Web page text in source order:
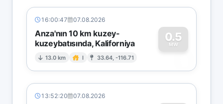
16:00:47 07.08.2026
Anza'nın 10 km kuzey-
kuzeybatısında, Kaliforniya
13.0 km I 33.64, -116.71
0.5
MW
0
13:52:20 07.08.2026